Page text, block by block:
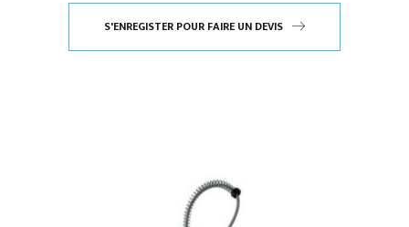
S'ENREGISTER POUR FAIRE UN DEVIS